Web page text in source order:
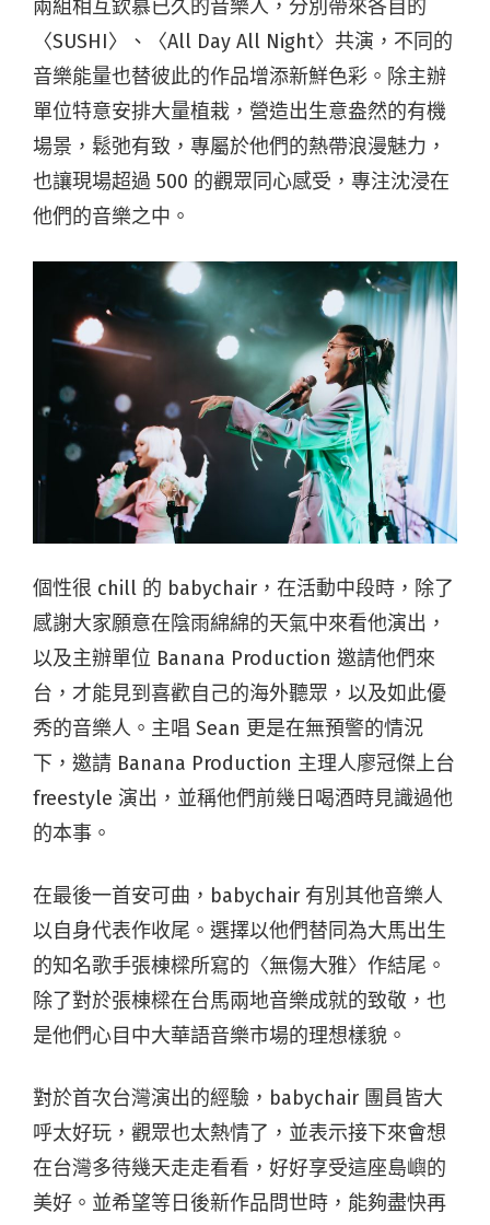
兩組相互欽慕已久的音樂人，分別帶來各自的
〈SUSHI〉、〈All Day All Night〉共演，不同的
音樂能量也替彼此的作品增添新鮮色彩。除主辦
單位特意安排大量植栽，營造出生意盎然的有機
場景，鬆弛有致，專屬於他們的熱帶浪漫魅力，
也讓現場超過 500 的觀眾同心感受，專注沈浸在
他們的音樂之中。
個性很 chill 的 babychair，在活動中段時，除了
感謝大家願意在陰雨綿綿的天氣中來看他演出，
以及主辦單位 Banana Production 邀請他們來
台，才能見到喜歡自己的海外聽眾，以及如此優
秀的音樂人。主唱 Sean 更是在無預警的情況
下，邀請 Banana Production 主理人廖冠傑上台
freestyle 演出，並稱他們前幾日喝酒時見識過他
的本事。
在最後一首安可曲，babychair 有別其他音樂人
以自身代表作收尾。選擇以他們替同為大馬出生
的知名歌手張棟樑所寫的〈無傷大雅〉作結尾。
除了對於張棟樑在台馬兩地音樂成就的致敬，也
是他們心目中大華語音樂市場的理想樣貌。
對於首次台灣演出的經驗，babychair 團員皆大
呼太好玩，觀眾也太熱情了，並表示接下來會想
在台灣多待幾天走走看看，好好享受這座島嶼的
美好。並希望等日後新作品問世時，能夠盡快再